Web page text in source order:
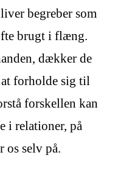
begreber som
brugt i flæng.
dækker de
forholde sig til
forskellen kan
i relationer, på
os selv på.